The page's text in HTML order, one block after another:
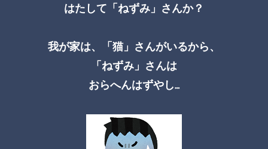
はたして「ねずみ」さんか？
我が家は、「猫」さんがいるから、
「ねずみ」さんは
おらへんはずやし…